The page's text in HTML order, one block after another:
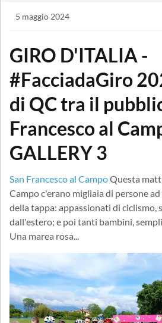
5 maggio 2024
GIRO D'ITALIA -
#FacciadaGiro
di QC tra il
Francesco al
GALLERY 3
San Francesco al CampoQuesta
Campo c'erano migliaia di persone
della tappa: appassionati di ciclismo,
dall'estero; e poi tanti bambini,
Una marea rosa...